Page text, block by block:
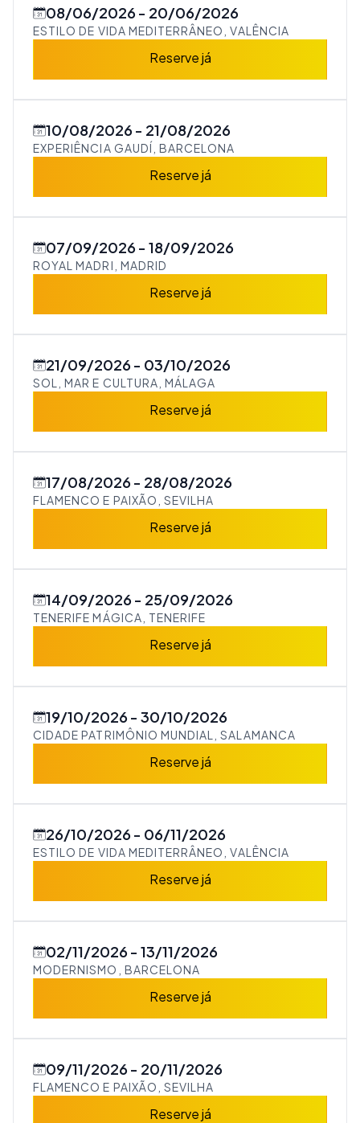
08/06/2026 20/06/2026
ESTILO DE VIDA MEDITERRÂNEO, VALÊNCIA
Reserve já
10/08/2026 21/08/2026
EXPERIÊNCIA GAUDÍ, BARCELONA
Reserve já
07/09/2026 18/09/2026
ROYAL MADRI, MADRID
Reserve já
21/09/2026 03/10/2026
SOL, MAR E CULTURA, MÁLAGA
Reserve já
17/08/2026 28/08/2026
FLAMENCO E PAIXÃO, SEVILHA
Reserve já
14/09/2026 25/09/2026
TENERIFE MÁGICA, TENERIFE
Reserve já
19/10/2026 30/10/2026
CIDADE PATRIMÔNIO MUNDIAL, SALAMANCA
Reserve já
26/10/2026 06/11/2026
ESTILO DE VIDA MEDITERRÂNEO, VALÊNCIA
Reserve já
02/11/2026 13/11/2026
MODERNISMO, BARCELONA
Reserve já
09/11/2026 20/11/2026
FLAMENCO E PAIXÃO, SEVILHA
Reserve já